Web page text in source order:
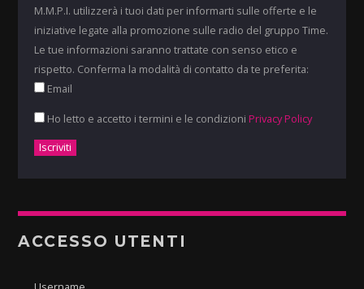
M.M.P.I. utilizzerà i tuoi dati per informarti sulle offerte e le
iniziative legate alla promozione sulle radio del gruppo Time.
Le tue informazioni saranno trattate con senso etico e
rispetto. Conferma la modalità di contatto da te preferita:
Email
Ho letto e accetto i termini e le condizioni Privacy Policy
ACCESSO UTENTI